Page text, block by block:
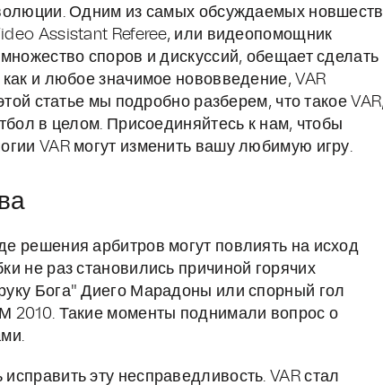
Одним из самых обсуждаемых новшеств
Assistant Referee, или видеопомощник
споров и дискуссий, обещает сделать
и любое значимое нововведение, VAR
статье мы подробно разберем, что такое
в целом. Присоединяйтесь к нам, чтобы
VAR могут изменить вашу любимую игру.
решения арбитров могут повлиять на исход
не раз становились причиной горячих
Бога" Диего Марадоны или спорный гол
2010. Такие моменты поднимали вопрос о
эту несправедливость. VAR стал